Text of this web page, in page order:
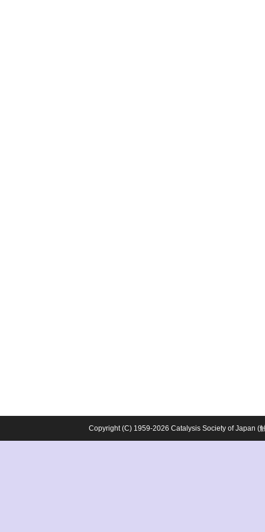
Copyright (C) 1959-2026 Catalysis Society of Japan (